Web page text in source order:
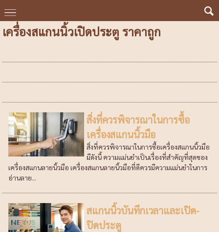
เครื่องสแกนนิ้วเปิดประตู ราคาถูก
สิ่งที่ควรพิจารณาในการซื้อ
เครื่องสแกนนิ้วมือ
สิ่งที่ควรพิจารณาในการซื้อเครื่องสแกนนิ้วมือ
มีดังนี้ ความแม่นยำเป็นเรื่องที่สำคัญที่สุดของ
เครื่องสแกนลายนิ้วมือ เครื่องสแกนลายนิ้วมือที่ดีควรมีความแม่นยำในการ
อ่านลาย...
สแกนนิ้วบันทึกเวลาและเปิด-
ปิดประตู